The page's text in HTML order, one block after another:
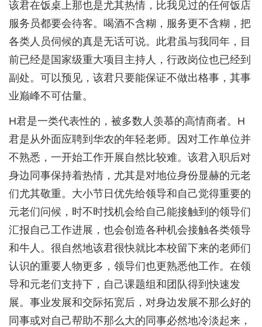
该君在饭桌上那也是尤其热情，比我见过的任何饭店
服务员都要会待客。喝酒不含糊，服务更不含糊，把
各类人员伺候的真是无话可说。此君虽与我同年，目
前已经是国家级重大项目主持人，行政岗位也已经到
副处。可以预见，该君只要能保证不做出格事，其事
业巅峰不可估量。
H君是一类代表性的，被多数人羡慕的高情商者。H
君是从外面应聘到华农的年轻老师。因对工作单位并
不熟悉，一开始工作开展自然比较难。该君入职后对
身边同事保持着热情，尤其是对地位身份显赫的元老
们尤其敬重。大小节日优先给领导和自己觉得重要的
元老们问候，时不时找机会给自己能接触到的领导们
汇报自己工作进展，也会创造各种机会接触各类领导
和牛人。很自然地该君很快就比本校留下来的老师们
认识的重要人物更多，领导们也更熟悉他工作。在领
导和元老们支持下，自己课题组和团队得到快速发
展。事业发展和交际拓宽后，对身边发展不那么好的
同事或对自己帮助不那么大的同事必然地冷淡起来，